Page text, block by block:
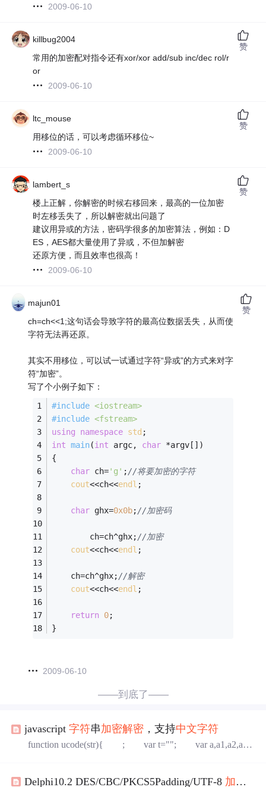
2009-06-10
killbug2004
常用的加密配对指令还有xor/xor add/sub inc/dec rol/r
or
2009-06-10
赞
ltc_mouse
用移位的话，可以考虑循环移位~
2009-06-10
赞
lambert_s
楼上正解，你解密的时候右移回来，最高的一位加密
时左移丢失了，所以解密就出问题了
建议用异或的方法，密码学很多的加密算法，例如：D
ES，AES都大量使用了异或，不但加解密
还原方便，而且效率也很高！
2009-06-10
赞
majun01
ch=ch<<1;这句话会导致字符的最高位数据丢失，从而使
字符无法再还原。
其实不用移位，可以试一试通过字符“异或”的方式来对字
符“加密”。
写了个小例子如下：
#include <iostream>
#include <fstream>
using
namespace std ;
int main(int argc, char *argv[])
{
char ch='g' ;//将要加密的字符
cout<<ch<<endl ;
char ghx=0x0b; //加密码
        ch=ch^ghx;
//加密
cout<<ch<<endl ;
	ch=ch^ghx;
//解密
cout<<ch<<endl ;
return 0;
}
2009-06-10
赞
——到底了——
javascript字符串加密解密 ，支持中文字符
function ucode(str){ ; var t=""; var a,a1,a2,a
Delphi10.2 DES/CBC/PKCS5Padding/UTF-8 加密解密